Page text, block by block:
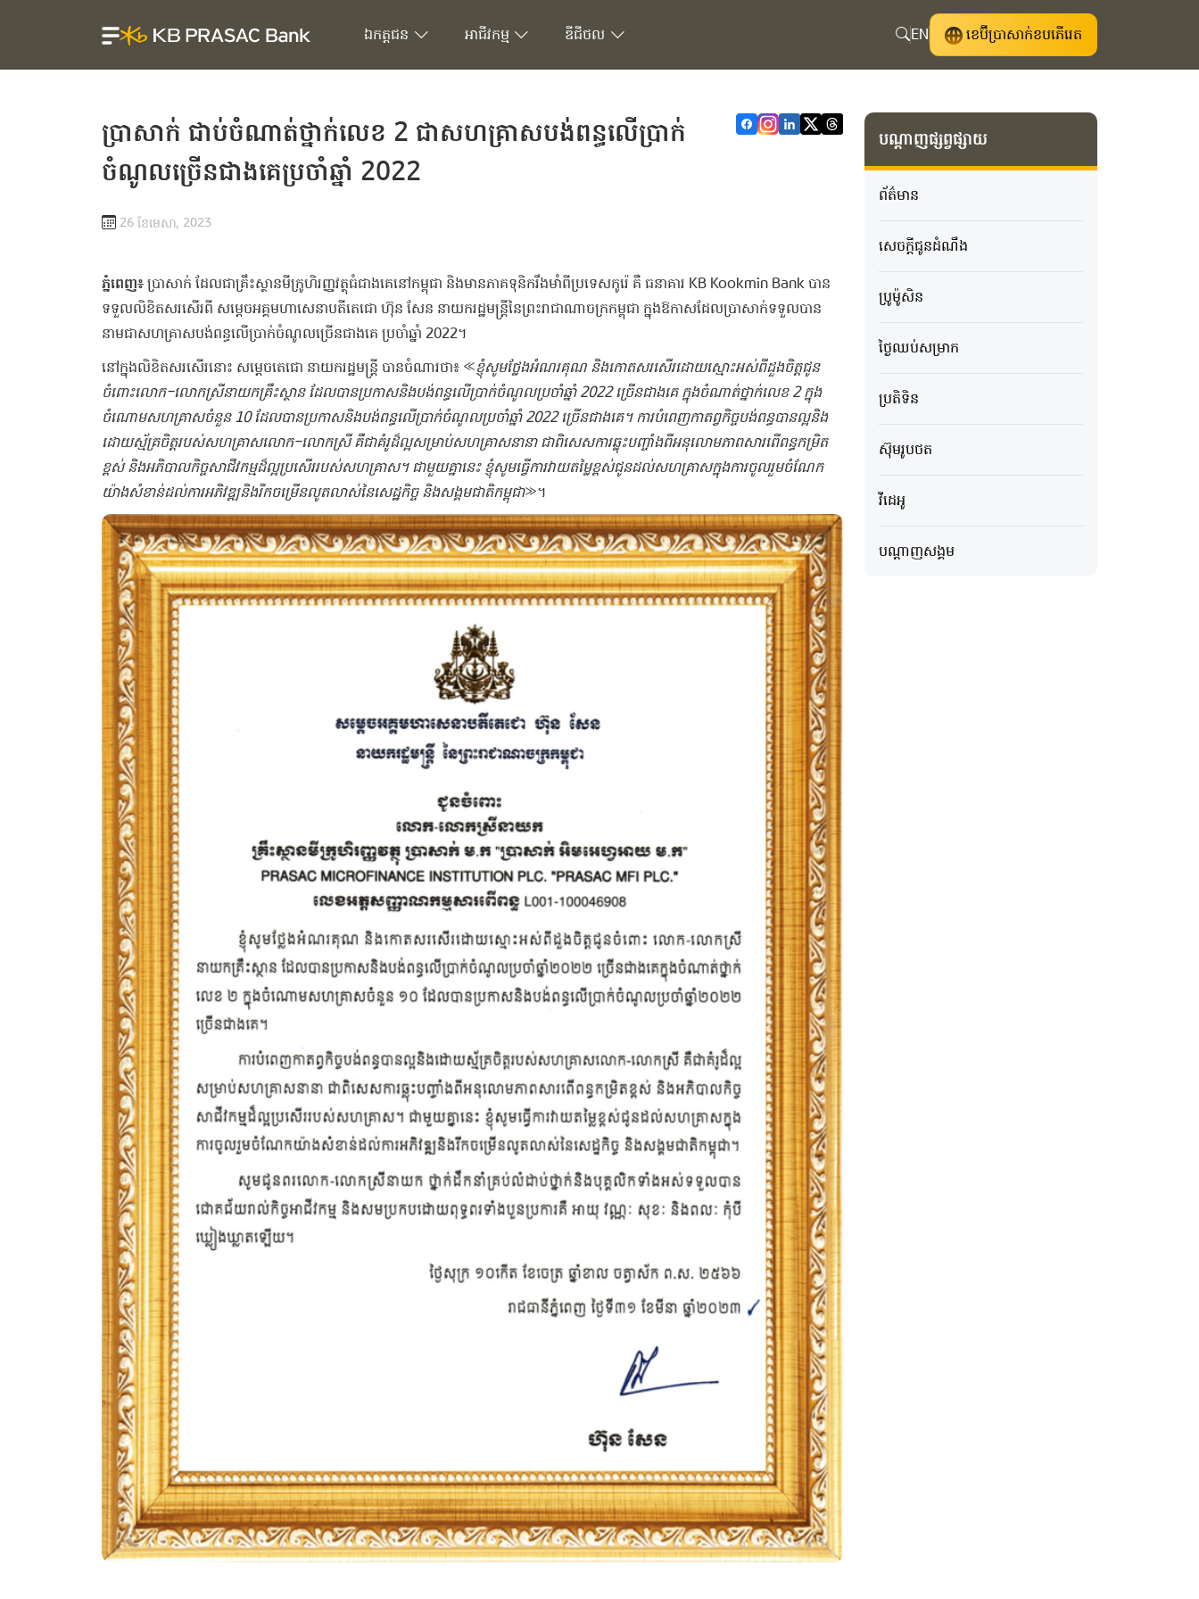
ឯកត្តជន អាជីវកម្ម ឌីជីថល EN ខេប៊ីប្រាសាក់ខបភើរេត
​ប្រាសាក់ ​ជាប់​ចំណាត់ថ្នាក់​លេខ​ 2 ​ជា​សហគ្រាស​បង់ពន្ធ​លើ​ប្រាក់
ចំណូល​ច្រើនជាង​គេ​ប្រចាំ​ឆ្នាំ​ 2022
26 ខែ​មេសា, 2023
​ភ្នំពេញ​៖​​ប្រា​សាក់​ ​ដែល​ជា​គ្រឹះស្ថាន​មីក្រូ​ហិរញ្ញវត្ថុ​ធំ​ជាងគេ​នៅ​កម្ពុជា​ ​និង​មាន​ភាគ​ទុនិ​ក​រឹង​មាំ​ពី​ប្រទេស​កូរ៉េ​ ​គឺ​ ​ធនាគារ​ KB Kook​m​in​ ​Bank​ ​បាន​
ទទួល​លិខិត​សរសើរ​ពី ​សម្ដេច​អគ្គមហាសេនា​ប​តីតេជោ ​ហ៊ុន​ ​សែន​ ​នាយករដ្ឋមន្ត្រី​នៃ​ព្រះរាជាណាចក្រកម្ពុជា​ ​ក្នុង​ឱកាស​ដែល​ប្រា​សាក់​ទទួល​បាន​
នាម​ជា​សហគ្រាស​បង់ពន្ធ​លើ​ប្រាក់ចំណូល​ច្រើនជាង​គេ​ ​ប្រចាំ​ឆ្នាំ​ 2022​។
​នៅ​ក្នុង​លិខិត​សរសើរ​នោះ​ ​សម្ដេច​តេជោ ​នាយករដ្ឋមន្ត្រី​ ​បាន​ចំណារថា​៖​ ​«ខ្ញុំ​សូម​ថ្លែង​អំណរគុណ​ ​និង​កោតសរសើរ​ដោយ​ស្មោះ​អស់ពីដួងចិត្ត​ជូន​
ចំពោះ​លោក​-​លោកស្រី​នាយក​គ្រឹះស្ថាន​ ​ដែល​បាន​ប្រកាស​និង​បង់ពន្ធ​លើ​ប្រាក់ចំណូល​ប្រចាំ​ឆ្នាំ​ 2022 ​ច្រើនជាង​គេ​ ​ក្នុង​ចំណាត់ថ្នាក់​លេខ​ 2 ​ក្នុង
ចំណោម​សហគ្រាស​ចំនួន​ 10 ​ដែល​បាន​ប្រកាស​និង​បង់ពន្ធ​លើ​ប្រាក់ចំណូល​ប្រចាំ​ឆ្នាំ​ 2022 ​ច្រើនជាង​គេ​។​ ​ការ​បំពេញ​កាតព្វកិច្ច​បង់ពន្ធ​បាន​ល្អ​និង​
ដោយ​ស្ម័គ្រចិត្ត​របស់​សហគ្រាស​លោក​-​លោកស្រី​ ​គឺជា​គំរូ​ដ៏​ល្អ​សម្រាប់​សហគ្រាស​នានា​ ​ជាពិសេស​ការ​ឆ្លុះបញ្ចាំង​ពី​អនុលោម​ភាព​សារពើពន្ធ​ក​ម្រិ​ត​
ខ្ពស់​ ​និង​អភិបាល​កិច្ច​សាជីវកម្ម​ដ៏​ល្អ​ប្រសើរ​របស់​សហគ្រាស​។​ ​ជាមួយគ្នា​នេះ​ ​ខ្ញុំ​សូម​ធ្វើការ​វាយ​តម្លៃ​ខ្ពស់​ជូន​ដល់​សហគ្រាស​ក្នុង​ការចូលរួម​ចំណែក​
យ៉ាងសំខាន់​ដល់​ការ​អភិវឌ្ឍ​និង​រីក​ចម្រើន​លូតលាស់​នៃ​សេដ្ឋកិច្ច​ ​និង​សង្គមជាតិ​កម្ពុជា​»​។
បណ្តាញផ្សព្វផ្សាយ
ព័ត៌មាន
សេចក្ដីជូនដំណឹង
ប្រូម៉ូសិន
ថ្ងៃឈប់សម្រាក
ប្រតិទិន
ស៊ុមរូបថត
វីដេអូ
បណ្ដាញសង្គម